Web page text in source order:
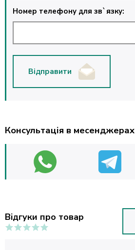
Номер телефону для зв`язку:
Відправити
Консультація в месенджерах
Відгуки про товар